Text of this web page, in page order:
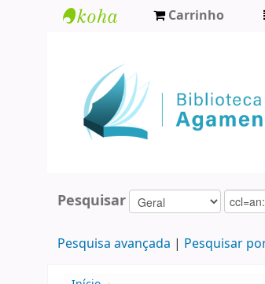
Agamenon
Magalhães
Carrinho
Pesquisar
Pesquisa avançada Pesquisar